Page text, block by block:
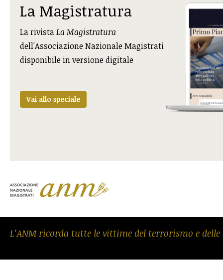
La Magistratura
La rivistaLa Magistratura
dell'Associazione Nazionale Magistrati
disponibile in versione digitale
Vai allo speciale
L’ANM ricorda tutte le vittime del terrorismo e